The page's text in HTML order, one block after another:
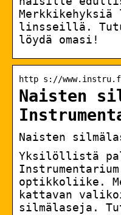
linsseillä.
löydä omasi!
http s://
Naisten
Naisten
Yksilöllistä
optikkoliike.
kattavan
silmälaseja.